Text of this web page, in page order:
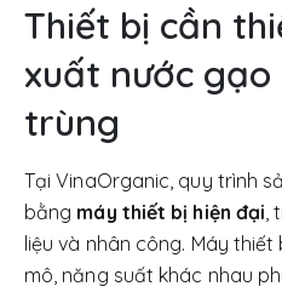
Thiết bị cần
xuất nước
trùng
Tại VinaOrganic, quy trình
bằng máy thiết bị hiện đại
liệu và nhân công. Máy
mô, năng suất khác nhau